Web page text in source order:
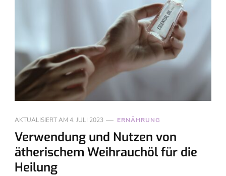
AKTUALISIERT AM 4. JULI 2023 ERNÄHRUNG
Verwendung und Nutzen von
ätherischem Weihrauchöl für die
Heilung